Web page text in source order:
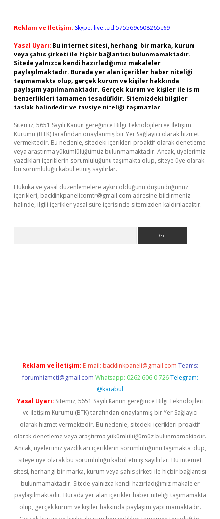
Reklam ve İletişim: Skype: live:.cid.575569c608265c69
Yasal Uyarı: Bu internet sitesi, herhangi bir marka, kurum
veya şahıs şirketi ile hiçbir bağlantısı bulunmamaktadır.
Sitede yalnızca kendi hazırladığımız makaleler
paylaşılmaktadır. Burada yer alan içerikler haber niteliği
taşımamakta olup, gerçek kurum ve kişiler hakkında
paylaşım yapılmamaktadır. Gerçek kurum ve kişiler ile isim
benzerlikleri tamamen tesadüfidir. Sitemizdeki bilgiler
taslak halindedir ve tavsiye niteliği taşımazlar.
Sitemiz, 5651 Sayılı Kanun gereğince Bilgi Teknolojileri ve İletişim
Kurumu (BTK) tarafından onaylanmış bir Yer Sağlayıcı olarak hizmet
vermektedir. Bu nedenle, sitedeki içerikleri proaktif olarak denetleme
veya araştırma yükümlülüğümüz bulunmamaktadır. Ancak, üyelerimiz
yazdıkları içeriklerin sorumluluğunu taşımakta olup, siteye üye olarak
bu sorumluluğu kabul etmiş sayılırlar.
Hukuka ve yasal düzenlemelere aykırı olduğunu düşündüğünüz
içerikleri, backlinkpanelicomtr@gmail.com adresine bildirmeniz
halinde, ilgili içerikler yasal süre içerisinde sitemizden kaldırılacaktır.
Reklam ve İletişim: E-mail: backlinkpaneli@gmail.com Teams:
forumhizmeti@gmail.com Whatsapp: 0262 606 0 726 Telegram:
@karabul
Yasal Uyarı: Sitemiz, 5651 Sayılı Kanun gereğince Bilgi Teknolojileri
ve İletişim Kurumu (BTK) tarafından onaylanmış bir Yer Sağlayıcı
olarak hizmet vermektedir. Bu nedenle, sitedeki içerikleri proaktif
olarak denetleme veya araştırma yükümlülüğümüz bulunmamaktadır.
Ancak, üyelerimiz yazdıkları içeriklerin sorumluluğunu taşımakta olup,
siteye üye olarak bu sorumluluğu kabul etmiş sayılırlar. Bu internet
sitesi, herhangi bir marka, kurum veya şahıs şirketi ile hiçbir bağlantısı
bulunmamaktadır. Sitede yalnızca kendi hazırladığımız makaleler
paylaşılmaktadır. Burada yer alan içerikler haber niteliği taşımamakta
olup, gerçek kurum ve kişiler hakkında paylaşım yapılmamaktadır.